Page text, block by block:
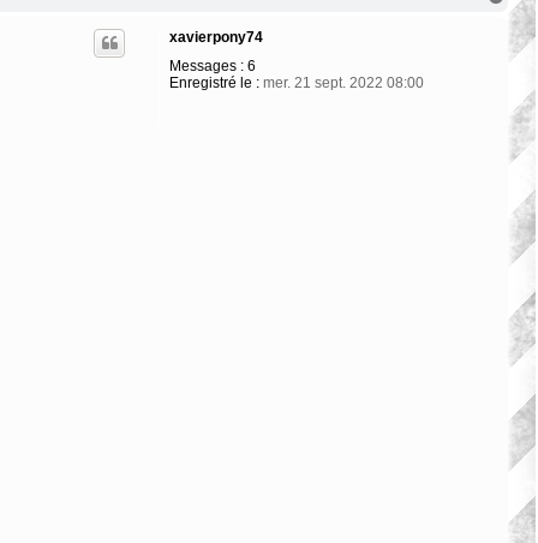
a
xavierpony74
Messages : 6
Enregistré le :mer. 21 sept. 2022 08:00